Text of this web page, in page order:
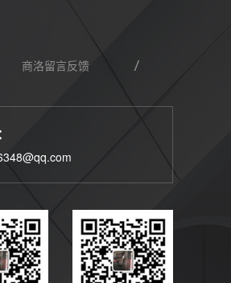
商洛留言反馈